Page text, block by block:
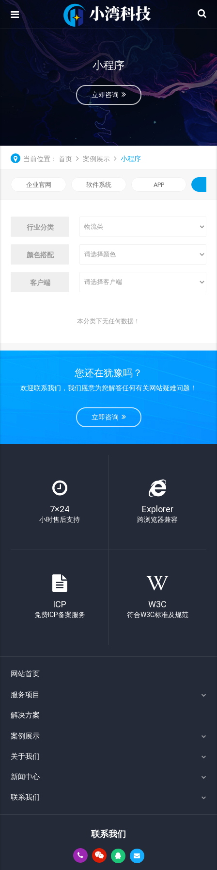
小程序
立即咨询
当前位置： 首页 案例展示 小程序
企业官网 软件系统 APP
行业分类
颜色搭配
客户端
本分类下无任何数据！
您还在犹豫吗？
欢迎联系我们，我们愿意为您解答任何有关网站疑难问题！
立即咨询
7×24
小时售后支持
Explorer
跨浏览器兼容
ICP
免费ICP备案服务
W3C
符合W3C标准及规范
网站首页
服务项目
解决方案
案例展示
关于我们
新闻中心
联系我们
联系我们